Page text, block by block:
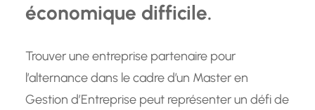
économique difficile.
Trouver une entreprise partenaire pour
l’alternance dans le cadre d’un Master en
Gestion d’Entreprise peut représenter un défi de